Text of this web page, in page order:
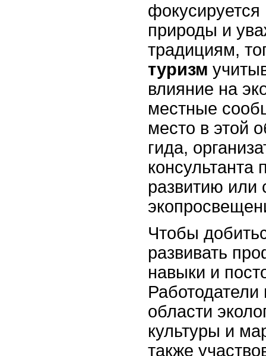
природы и
традициям,
туризм
влияние на
местные
место в этой
гида,
консультанта
развитию или
Чтобы
развивать
навыки и
Работодатели
области
культуры и
также